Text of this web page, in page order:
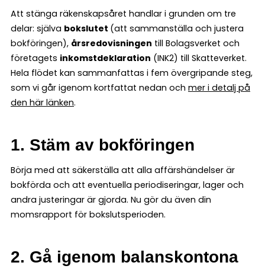
Att stänga räkenskapsåret handlar i grunden om tre
delar: själva bokslutet (att sammanställa och justera
bokföringen), årsredovisningen till Bolagsverket och
företagets inkomstdeklaration (INK2) till Skatteverket.
Hela flödet kan sammanfattas i fem övergripande steg,
som vi går igenom kortfattat nedan och mer i detalj på
den här länken.
1. Stäm av bokföringen
Börja med att säkerställa att alla affärshändelser är
bokförda och att eventuella periodiseringar, lager och
andra justeringar är gjorda. Nu gör du även din
momsrapport för bokslutsperioden.
2. Gå igenom balanskontona